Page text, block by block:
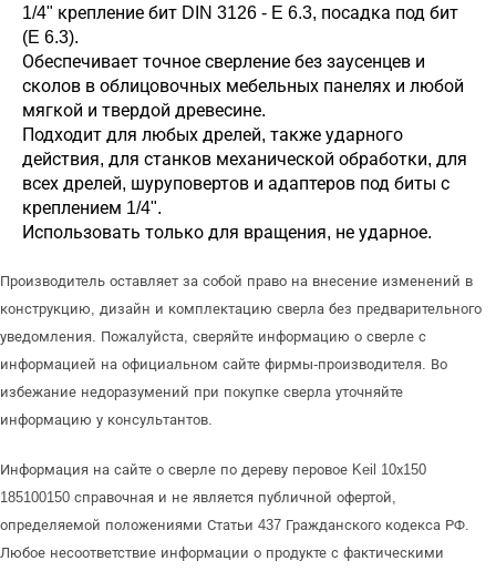
1/4" крепление бит DIN 3126 - E 6.3, посадка под бит
(E 6.3).
Обеспечивает точное сверление без заусенцев и
сколов в облицовочных мебельных панелях и любой
мягкой и твердой древесине.
Подходит для любых дрелей, также ударного
действия, для станков механической обработки, для
всех дрелей, шуруповертов и адаптеров под биты с
креплением 1/4".
Использовать только для вращения, не ударное.
Производитель оставляет за собой право на внесение изменений в
конструкцию, дизайн и комплектацию сверла без предварительного
уведомления. Пожалуйста, сверяйте информацию о сверле с
информацией на официальном сайте фирмы-производителя. Во
избежание недоразумений при покупке сверла уточняйте
информацию у консультантов.
Информация на сайте о сверле по дереву перовое Keil 10х150
185100150 справочная и не является публичной офертой,
определяемой положениями Статьи 437 Гражданского кодекса РФ.
Любое несоответствие информации о продукте с фактическими